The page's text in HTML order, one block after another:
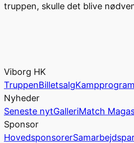
truppen, skulle det blive
Viborg HK
TruppenBilletsalgKampprogram
Nyheder
Seneste nytGalleriMatch
Sponsor
Hovedsponsorer